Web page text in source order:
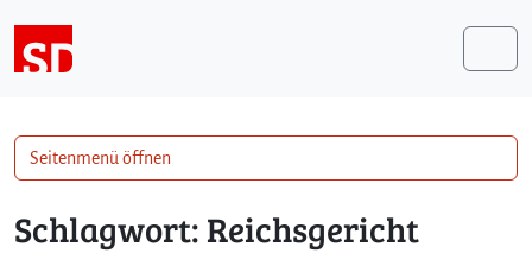
Schlagwort: Reichsgericht
Seitenmenü öffnen